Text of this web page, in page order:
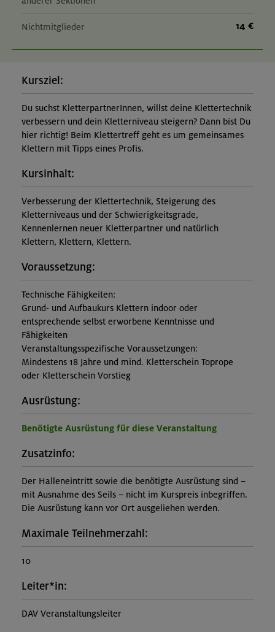
Nichtmitglieder 14 €
Kursziel:
Du suchst KletterpartnerInnen, willst deine Klettertechnik
verbessern und dein Kletterniveau steigern? Dann bist Du
hier richtig! Beim Klettertreff geht es um gemeinsames
Klettern mit Tipps eines Profis.
Kursinhalt:
Verbesserung der Klettertechnik, Steigerung des
Kletterniveaus und der Schwierigkeitsgrade,
Kennenlernen neuer Kletterpartner und natürlich
Klettern, Klettern, Klettern.
Voraussetzung:
Technische Fähigkeiten:
Grund- und Aufbaukurs Klettern indoor oder
entsprechende selbst erworbene Kenntnisse und
Fähigkeiten
Veranstaltungsspezifische Voraussetzungen:
Mindestens 18 Jahre und mind. Kletterschein Toprope
oder Kletterschein Vorstieg
Ausrüstung:
Benötigte Ausrüstung für diese Veranstaltung
Zusatzinfo:
Der Halleneintritt sowie die benötigte Ausrüstung sind –
mit Ausnahme des Seils – nicht im Kurspreis inbegriffen.
Die Ausrüstung kann vor Ort ausgeliehen werden.
Maximale Teilnehmerzahl:
10
Leiter*in:
DAV Veranstaltungsleiter